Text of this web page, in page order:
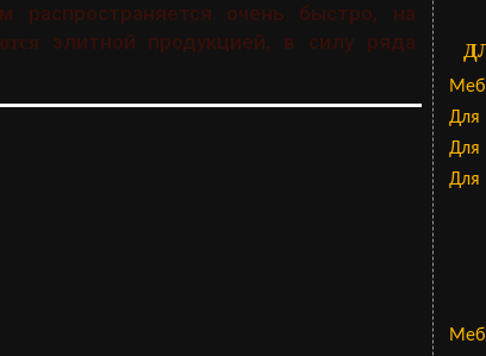
очень быстро, на
элитной продукцией, в силу ряда
Для
Для
Для